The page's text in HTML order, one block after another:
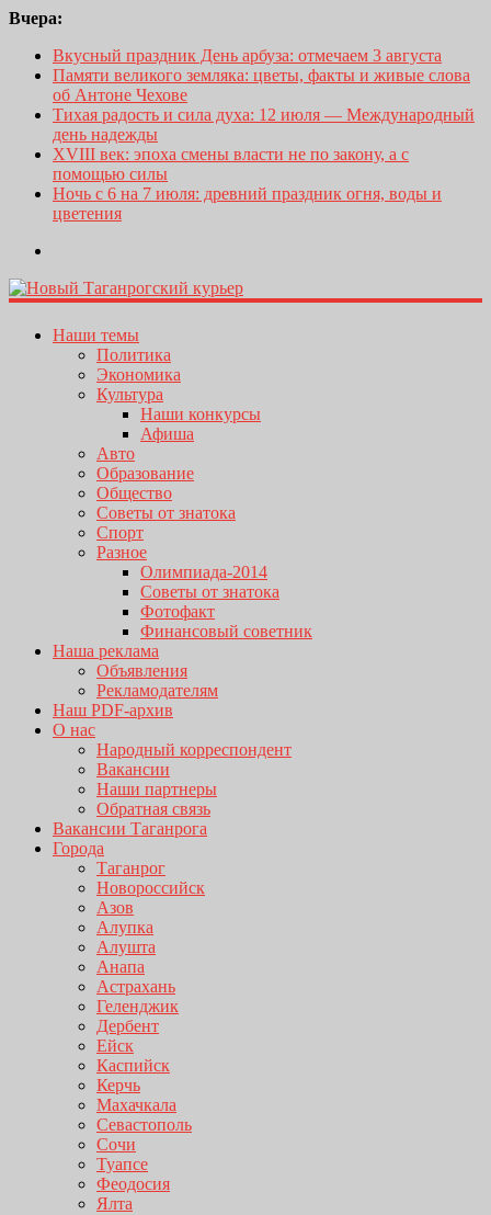
Вчера:
Вкусный праздник День арбуза: отмечаем 3 августа
Памяти великого земляка: цветы, факты и живые слова
об Антоне Чехове
Тихая радость и сила духа: 12 июля — Международный
день надежды
XVIII век: эпоха смены власти не по закону, а с
помощью силы
Ночь с 6 на 7 июля: древний праздник огня, воды и
цветения
Наши темы
Политика
Экономика
Культура
Наши конкурсы
Афиша
Авто
Образование
Общество
Советы от знатока
Спорт
Разное
Олимпиада-2014
Советы от знатока
Фотофакт
Финансовый советник
Наша реклама
Объявления
Рекламодателям
Наш PDF-архив
О нас
Народный корреспондент
Вакансии
Наши партнеры
Обратная связь
Вакансии Таганрога
Города
Таганрог
Новороссийск
Азов
Алупка
Алушта
Анапа
Астрахань
Геленджик
Дербент
Ейск
Каспийск
Керчь
Махачкала
Севастополь
Сочи
Туапсе
Феодосия
Ялта